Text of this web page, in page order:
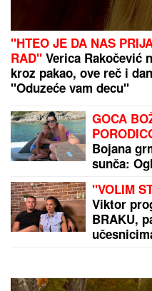
PRVI SNIMAK TEE
SAOBRAĆAJKE!
ZAVOJEM preko celog
izgleda nakon udesa u
Ubijena
svađe